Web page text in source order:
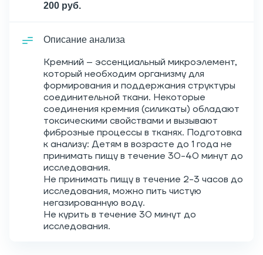
200 руб.
Описание анализа
Кремний – эссенциальный микроэлемент,
который необходим организму для
формирования и поддержания структуры
соединительной ткани. Некоторые
соединения кремния (силикаты) обладают
токсическими свойствами и вызывают
фиброзные процессы в тканях. Подготовка
к анализу: Детям в возрасте до 1 года не
принимать пищу в течение 30-40 минут до
исследования.
Не принимать пищу в течение 2-3 часов до
исследования, можно пить чистую
негазированную воду.
Не курить в течение 30 минут до
исследования.